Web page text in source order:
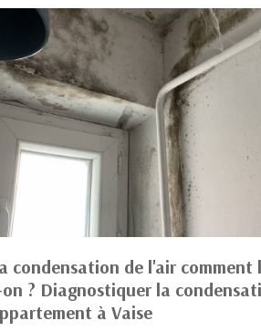
condensation de l'air comment
? Diagnostiquer la
à Vaise